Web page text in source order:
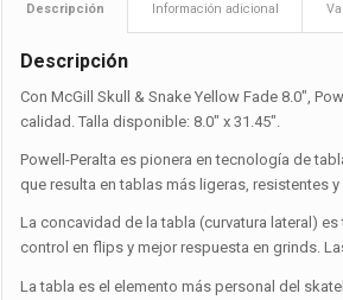
Descripción Información adicional
Descripción
Con McGill Skull & Snake Yellow Fade 8.0″,
calidad. Talla disponible: 8.0″ x 31.45″.
Powell-Peralta es pionera en tecnología de
que resulta en tablas más ligeras, resistentes
La concavidad de la tabla (curvatura lateral)
control en flips y mejor respuesta en grinds.
La tabla es el elemento más personal del